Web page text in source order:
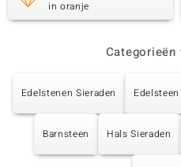
in oranje
Edelstenen Sieraden
Barnsteen Hals Sieraden